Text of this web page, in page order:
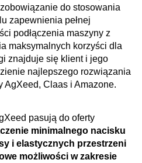
do stosowania
zapewnienia pełnej
podłączenia maszyny z
maksymalnych korzyści dla
znajduje się klient i jego
najlepszego rozwiązania
AgXeed, Claas i Amazone.
pasują do oferty
minimalnego nacisku
i elastycznych przestrzeni
możliwości w zakresie